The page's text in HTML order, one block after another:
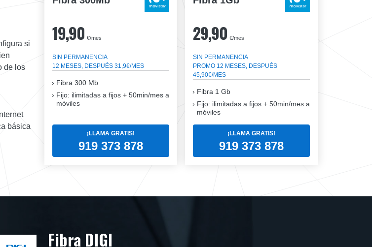
19,90 €/mes
SIN PERMANENCIA
12 MESES, DESPUÉS 31,9€/MES
Fibra 300 Mb
Fijo: ilimitadas a fijos + 50min/mes a
móviles
¡LLAMA GRATIS!
919 373 878
29,90 €/mes
SIN PERMANENCIA
PROMO 12 MESES, DESPUÉS
45,90€/MES
Fibra 1 Gb
Fijo: ilimitadas a fijos + 50min/mes a
móviles
¡LLAMA GRATIS!
919 373 878
si
de los
básica
Fibra DIGI